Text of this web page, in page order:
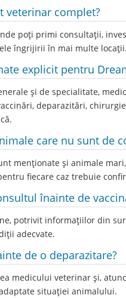
veterinar complet?
poți primi consultații,
îngrijirii în mai multe locații.
explicit pentru
și de specialitate,
deparazitări,
care nu sunt de
menționate și animale
fiecare caz trebuie
înainte de
potrivit informațiilor din
adecvate.
de o deparazitare?
medicului veterinar și,
situației animalului.